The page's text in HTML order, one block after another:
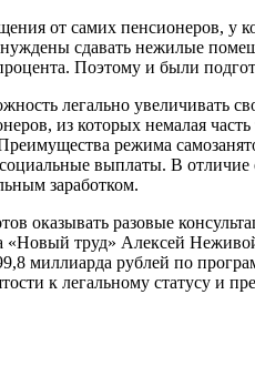
от самих пенсионеров, у
сдавать нежилые
Поэтому и были
легально увеличивать
из которых немалая
режима
выплаты. В отличие
заработком.
оказывать разовые
«Новый труд» Алексей
миллиарда рублей по
к легальному статусу и